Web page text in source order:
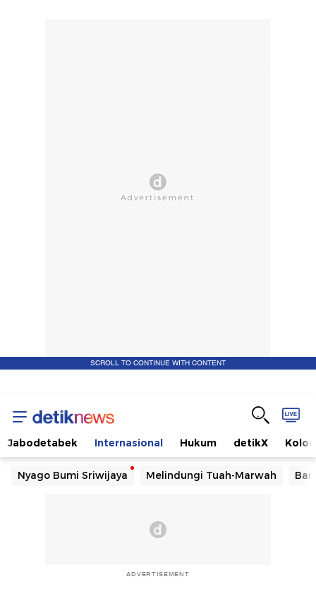
SCROLL TO CONTINUE WITH CONTENT
Jabodetabek Internasional Hukum detikX
Nyago Bumi Sriwijaya Melindungi Tuah-Marwah
ADVERTISEMENT